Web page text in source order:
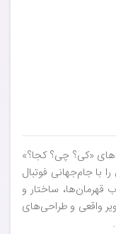
«کی؟‌ چی؟ کجا؟»
با جام‌جهانی فوتبال
قهرمان‌ها، ساختار و
واقعی و طراحی‌های